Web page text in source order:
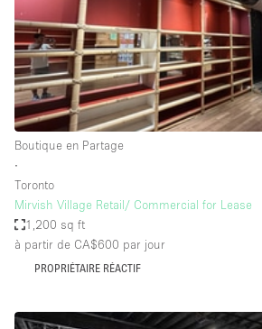
Séance de
photo
Conférence Réunion
Type de l'espace
Atelier
Autre
Bateau
Boutique en Partage
∙
Toronto
Mirvish Village Retail/ Commercial for Lease
1,200 sq ft
à partir de CA$600 par jour
PROPRIÉTAIRE RÉACTIF